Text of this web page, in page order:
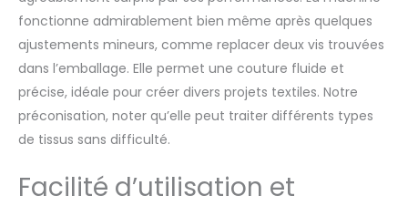
fonctionne admirablement bien même après quelques
ajustements mineurs, comme replacer deux vis trouvées
dans l’emballage. Elle permet une couture fluide et
précise, idéale pour créer divers projets textiles. Notre
préconisation, noter qu’elle peut traiter différents types
de tissus sans difficulté.
Facilité d’utilisation et